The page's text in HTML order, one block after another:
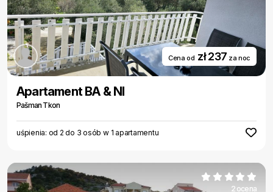
Cena od zł 237 za noc
Apartament BA & NI
Pašman Tkon
uśpienia: od 2 do 3 osób w 1 apartamentu
2 ocena